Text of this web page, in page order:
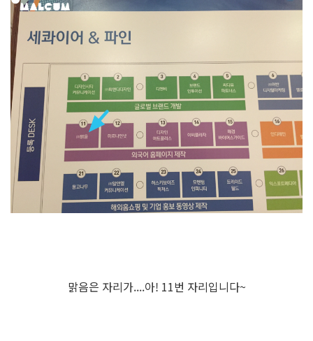
맑음은 자리가....아! 11번 자리입니다~